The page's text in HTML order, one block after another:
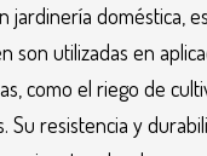
jardinería doméstica,
son utilizadas en
como el riego de
Su resistencia y